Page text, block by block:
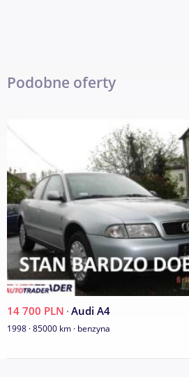
Podobne oferty
14 700 PLN ·Audi A4
1998 · 85000 km · benzyna